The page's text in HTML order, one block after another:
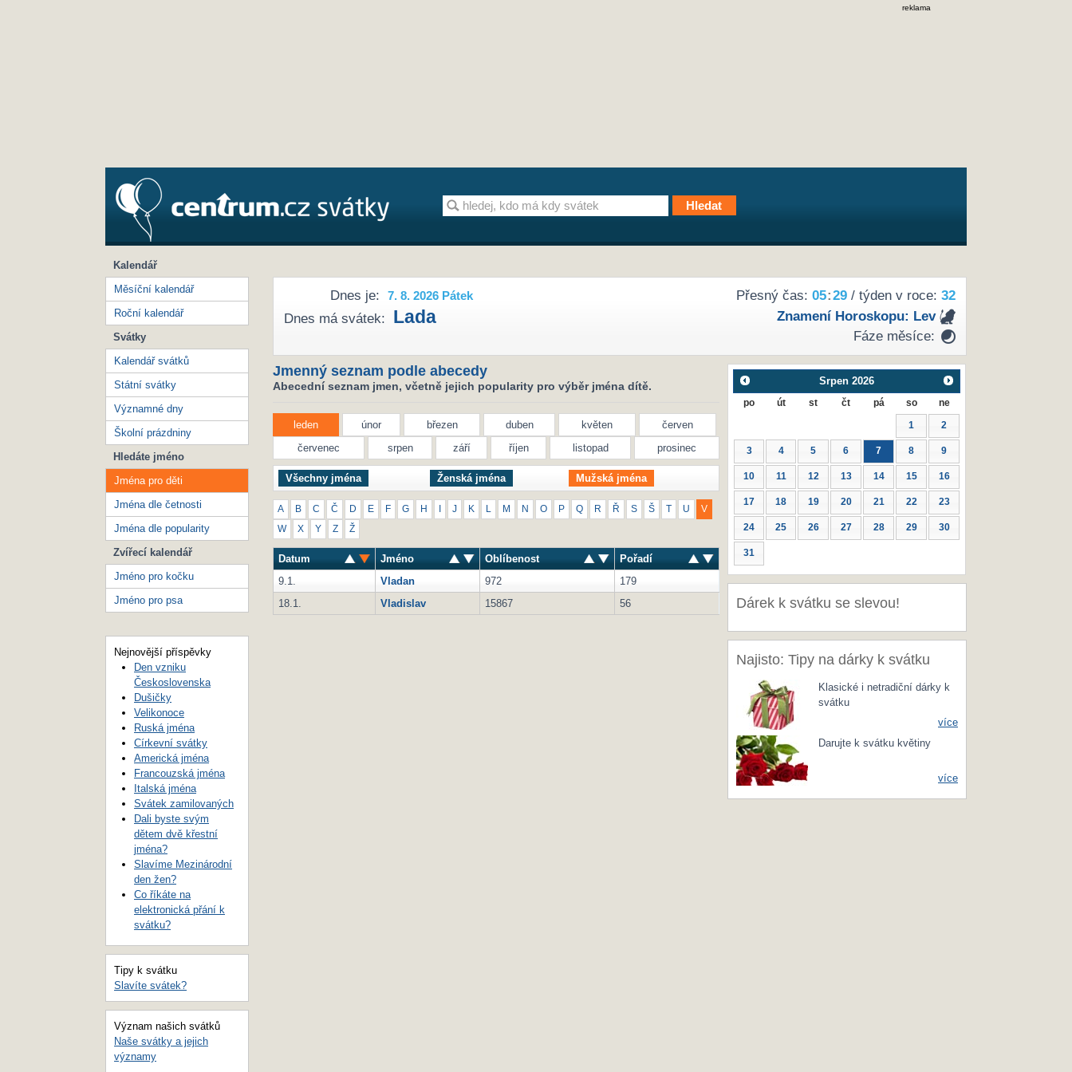
reklama
Přesný čas: 05 29/ týden v roce: 32
Znamení Horoskopu: Lev
Fáze měsíce:
Dnes je: 7. 8. 2026 Pátek
Dnes má svátek: Lada
Jmenný seznam podle abecedy
Abecední seznam jmen, včetně jejich popularity pro výběr jména dítě.
leden únor březen duben květen
červen
červenec
srpen září říjen listopad prosinec
Všechny jména Ženská jména Mužská jména
A B C Č D E F G H J K M N O P Q R Ř S Š U V
W X Y Z Ž
Datum Jméno Oblíbenost
Pořadí
9.1.
Vladan 972
179
18.1.
Vladislav 15867 56
Srpen 2026
po út st čt pá so ne
1 2
3 4 5 6 7 8 9
10 11 12 13 14 15 16
17 18 19 20 21 22 23
24 25 26 27 28 29 30
31
Dárek k svátku se slevou!
Najisto: Tipy na dárky k svátku
Klasické i netradiční dárky k
svátku
více
Darujte k svátku květiny
více
Kalendář
Měsíční kalendář
Roční kalendář
Svátky
Kalendář svátků
Státní svátky
Významné dny
Školní prázdniny
Hledáte jméno
Jména pro děti
Jména dle četnosti
Jména dle popularity
Zvířecí kalendář
Jméno pro kočku
Jméno pro psa
Nejnovější příspěvky
Den vzniku
Československa
Dušičky
Velikonoce
Ruská jména
Církevní svátky
Americká jména
Francouzská jména
Italská jména
Svátek zamilovaných
Dali byste svým
dětem dvě křestní
jména?
Slavíme Mezinárodní
den žen?
Co říkáte na
elektronická přání k
svátku?
Tipy k svátku
Slavíte svátek?
Význam našich svátků
Naše svátky a jejich
významy